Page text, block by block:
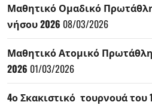
Μαθητικό Ομαδικό
νήσου 2026 08/03/2026
Μαθητικό Ατομικό
2026 01/03/2026
4ο Σκακιστικό τουρνουά του